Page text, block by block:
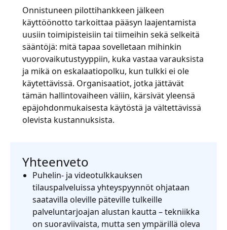
Onnistuneen pilottihankkeen jälkeen
käyttöönotto tarkoittaa pääsyn laajentamista
uusiin toimipisteisiin tai tiimeihin sekä selkeitä
sääntöjä: mitä tapaa sovelletaan mihinkin
vuorovaikutustyyppiin, kuka vastaa varauksista
ja mikä on eskalaatiopolku, kun tulkki ei ole
käytettävissä. Organisaatiot, jotka jättävät
tämän hallintovaiheen väliin, kärsivät yleensä
epäjohdonmukaisesta käytöstä ja vältettävissä
olevista kustannuksista.
Yhteenveto
Puhelin- ja videotulkkauksen
tilauspalveluissa yhteyspyynnöt ohjataan
saatavilla oleville päteville tulkeille
palveluntarjoajan alustan kautta – tekniikka
on suoraviivaista, mutta sen ympärillä oleva